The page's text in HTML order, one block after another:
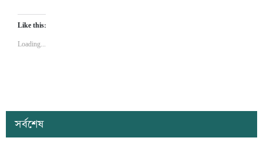
Like this:
Loading...
সর্বশেষ